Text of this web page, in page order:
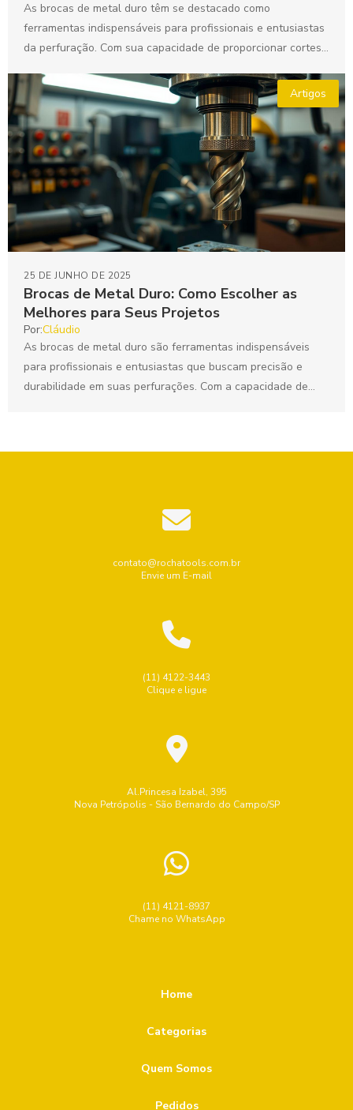
As brocas de metal duro têm se destacado como
ferramentas indispensáveis para profissionais e entusiastas
da perfuração. Com sua capacidade de proporcionar cortes
Artigos
Brocas de Metal Duro: Como Escolher as
Melhores para Seus Projetos
25 DE JUNHO DE 2025
Por:Cláudio
As brocas de metal duro são ferramentas indispensáveis
para profissionais e entusiastas que buscam precisão e
durabilidade em suas perfurações. Com a capacidade de
contato@rochatools.com.br
Envie um E-mail
(11) 4122-3443
Clique e ligue
Al.Princesa Izabel, 395
Nova Petrópolis - São Bernardo do Campo/SP
(11) 4121-8937
Chame no WhatsApp
Home
Categorias
Quem Somos
Pedidos